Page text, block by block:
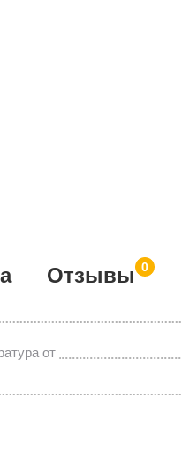
0
Отзывы
от